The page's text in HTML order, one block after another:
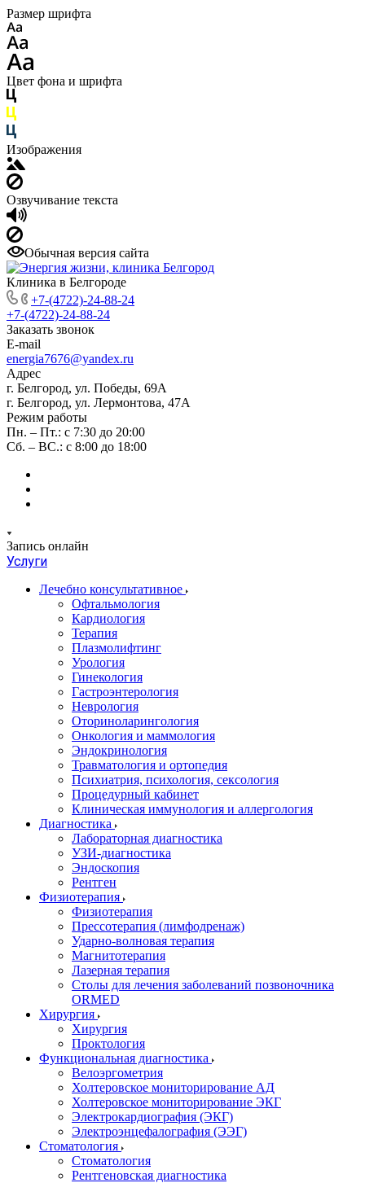
Размер шрифта
Цвет фона и шрифта
Изображения
Озвучивание текста
Обычная версия сайта
Клиника в Белгороде
+7-(4722)-24-88-24
+7-(4722)-24-88-24
Заказать звонок
E-mail
energia7676@yandex.ru
Адрес
г. Белгород, ул. Победы, 69А
г. Белгород, ул. Лермонтова, 47А
Режим работы
Пн. – Пт.: с 7:30 до 20:00
Сб. – ВС.: с 8:00 до 18:00
Запись онлайн
Услуги
Лечебно консультативное
Офтальмология
Кардиология
Терапия
Плазмолифтинг
Урология
Гинекология
Гастроэнтерология
Неврология
Оториноларингология
Онкология и маммология
Эндокринология
Травматология и ортопедия
Психиатрия, психология, сексология
Процедурный кабинет
Клиническая иммунология и аллергология
Диагностика
Лабораторная диагностика
УЗИ-диагностика
Эндоскопия
Рентген
Физиотерапия
Физиотерапия
Прессотерапия (лимфодренаж)
Ударно-волновая терапия
Магнитотерапия
Лазерная терапия
Столы для лечения заболеваний позвоночника
ORMED
Хирургия
Хирургия
Проктология
Функциональная диагностика
Велоэргометрия
Холтеровское мониторирование АД
Холтеровское мониторирование ЭКГ
Электрокардиография (ЭКГ)
Электроэнцефалография (ЭЭГ)
Стоматология
Стоматология
Рентгеновская диагностика